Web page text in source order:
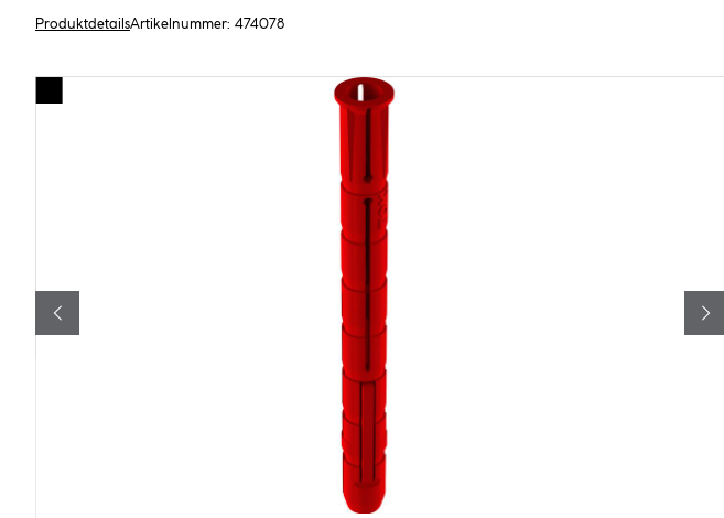
ProduktdetailsArtikelnummer: 474078